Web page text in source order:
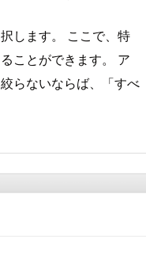
します。 ここで、特
ことができます。 ア
らないならば、「すべ